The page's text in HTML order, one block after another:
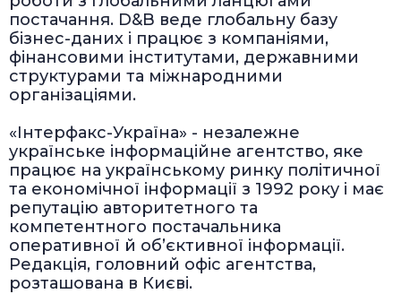
постачання. D&B веде глобальну базу
бізнес-даних і працює з компаніями,
фінансовими інститутами, державними
структурами та міжнародними
організаціями.
«Інтерфакс-Україна» - незалежне
українське інформаційне агентство, яке
працює на українському ринку політичної
та економічної інформації з 1992 року і має
репутацію авторитетного та
компетентного постачальника
оперативної й об’єктивної інформації.
Редакція, головний офіс агентства,
розташована в Києві.